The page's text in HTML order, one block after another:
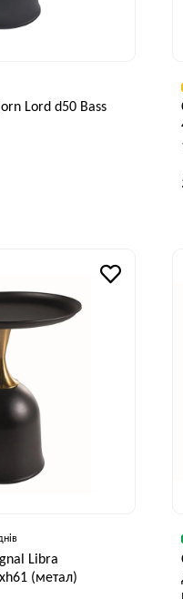
Lord d50 Bass
Libra
(метал)